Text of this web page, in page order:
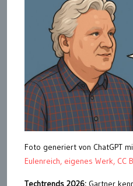
Foto generiert von ChatGPT
Eulenreich, eigenes Werk, CC
Techtrends 2026: Gartner